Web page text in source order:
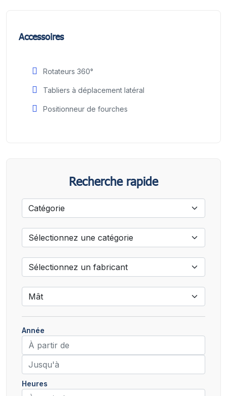
Accessoires
Rotateurs 360°
Tabliers à déplacement latéral
Positionneur de fourches
Recherche rapide
Année
Heures